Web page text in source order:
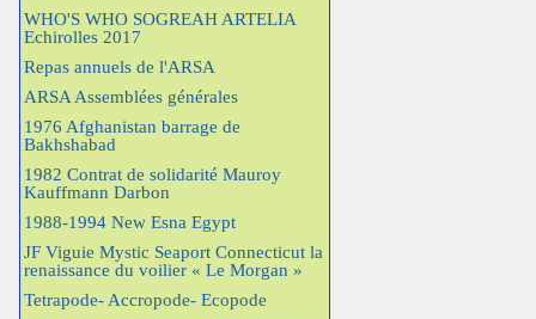
WHO'S WHO SOGREAH ARTELIA
Echirolles 2017
Repas annuels de l'ARSA
ARSA Assemblées générales
1976 Afghanistan barrage de
Bakhshabad
1982 Contrat de solidarité Mauroy
Kauffmann Darbon
1988-1994 New Esna Egypt
JF Viguie Mystic Seaport Connecticut la
renaissance du voilier « Le Morgan »
Tetrapode- Accropode- Ecopode